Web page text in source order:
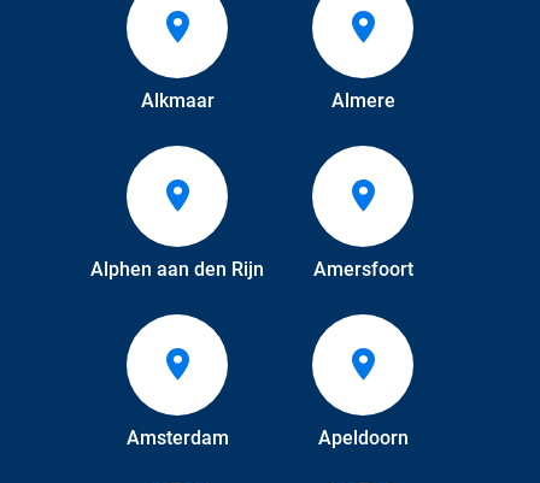
Alkmaar Almere
Alphen aan den Rijn Amersfoort
Amsterdam Apeldoorn